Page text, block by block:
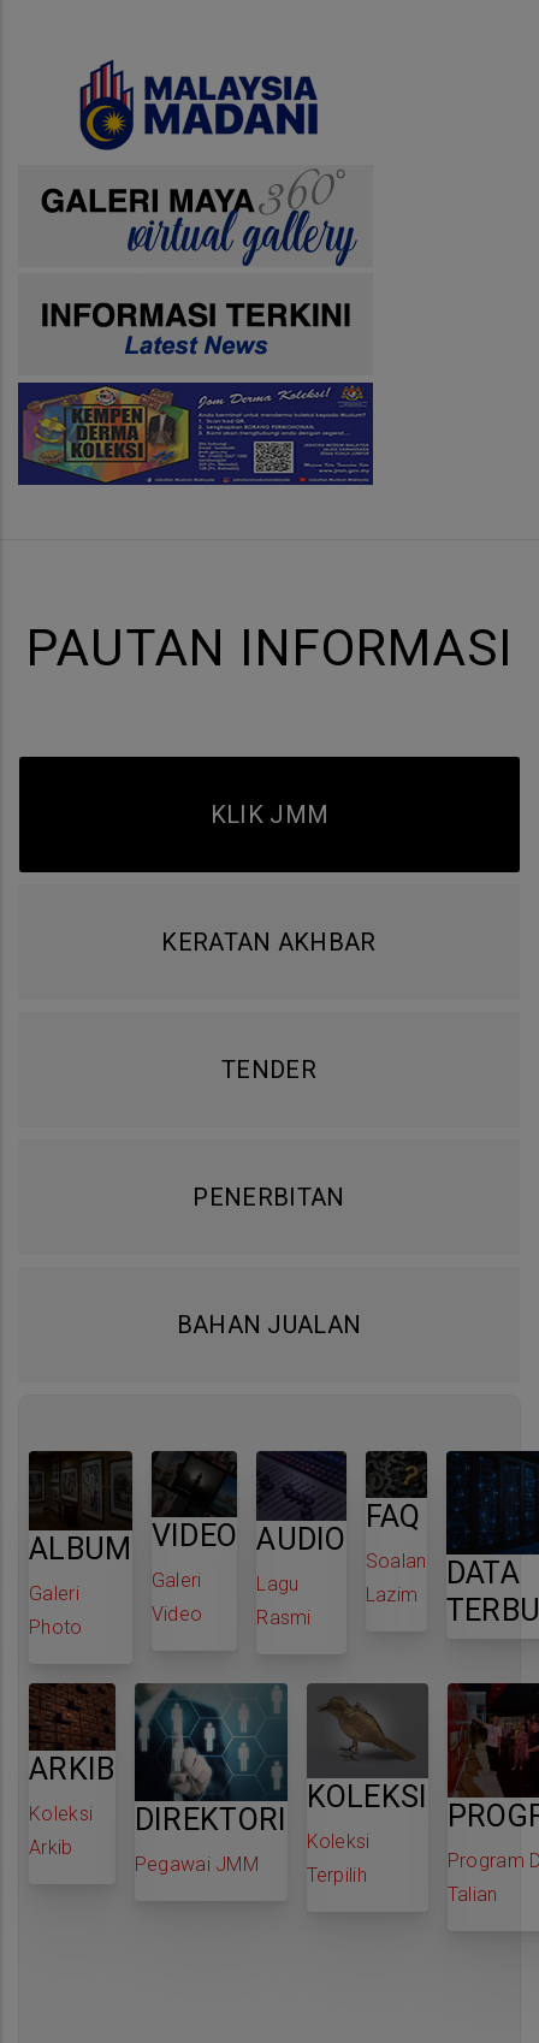
PAUTAN INFORMASI
KLIK JMM
KERATAN AKHBAR
TENDER
PENERBITAN
BAHAN JUALAN
ALBUM
Galeri
Photo
VIDEO
Galeri
Video
AUDIO
Lagu
Rasmi
FAQ
Soalan
Lazim
DATA
ARKIB
Koleksi
Arkib
DIREKTORI
Pegawai JMM
KOLEKSI
Koleksi
Terpilih
Program
Talian